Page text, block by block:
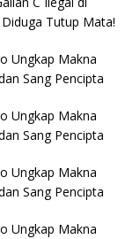
Tutup Mata!
Ungkap Makna
Sang Pencipta
Ungkap Makna
Sang Pencipta
Ungkap Makna
Sang Pencipta
Ungkap Makna